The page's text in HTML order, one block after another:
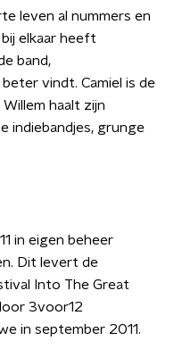
leven al nummers en
elkaar heeft
band,
vindt. Camiel is de
haalt zijn
indiebandjes, grunge
in eigen beheer
Dit levert de
Into The Great
3voor12
in september 2011.